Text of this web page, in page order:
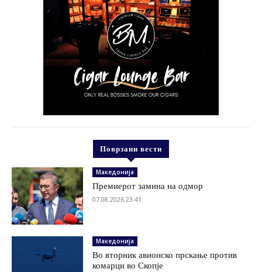
Поврзани вести
Македонија
Премиерот замина на одмор
07.08.2026 23:41
Македонија
Во вторник авионско прскање против
комарци во Скопје